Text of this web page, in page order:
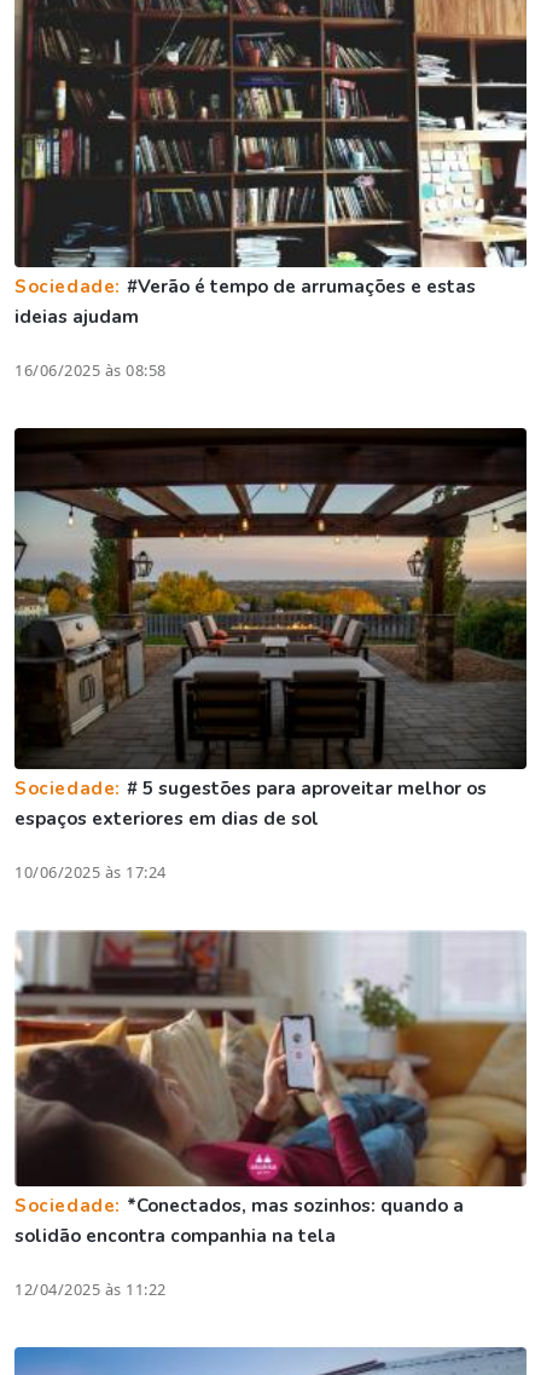
Sociedade: #Verão é tempo de arrumações e estas
ideias ajudam
16/06/2025 às 08:58
Sociedade: # 5 sugestões para aproveitar melhor os
espaços exteriores em dias de sol
10/06/2025 às 17:24
Sociedade: *Conectados, mas sozinhos: quando a
solidão encontra companhia na tela
12/04/2025 às 11:22